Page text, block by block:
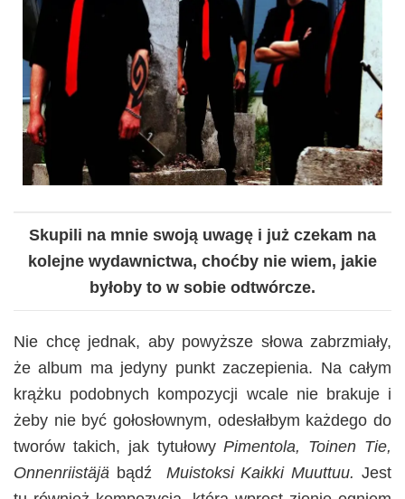
Skupili na mnie swoją uwagę i już czekam na
kolejne wydawnictwa, choćby nie wiem, jakie
byłoby to w sobie odtwórcze.
Nie chcę jednak, aby powyższe słowa zabrzmiały,
że album ma jedyny punkt zaczepienia. Na całym
krążku podobnych kompozycji wcale nie brakuje i
żeby nie być gołosłownym, odesłałbym każdego do
tworów takich, jak tytułowyPimentola, Toinen Tie,
Onnenriistäjä bądź Muistoksi Kaikki Muuttuu. Jest